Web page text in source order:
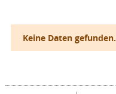
Keine Daten gefunden.